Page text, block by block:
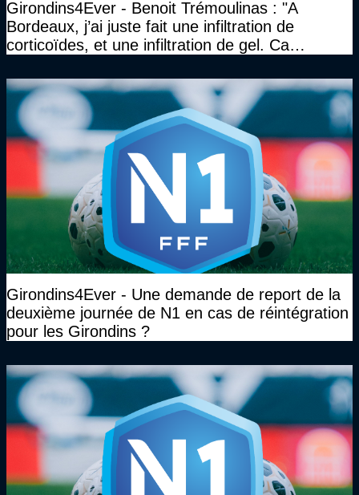
Girondins4Ever - Benoit Trémoulinas : "A
Bordeaux, j’ai juste fait une infiltration de
corticoïdes, et une infiltration de gel. Ca
Girondins4Ever - Une demande de report de la
deuxième journée de N1 en cas de réintégration
pour les Girondins ?